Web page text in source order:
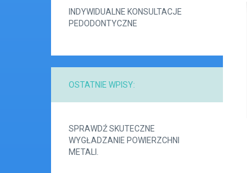
INDYWIDUALNE KONSULTACJE
PEDODONTYCZNE
OSTATNIE WPISY:
SPRAWDŹ SKUTECZNE
WYGŁADZANIE POWIERZCHNI
METALI.